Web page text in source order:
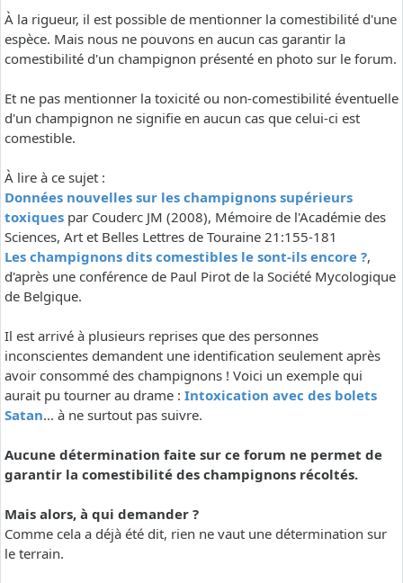
À la rigueur, il est possible de mentionner la comestibilité d'une
espèce. Mais nous ne pouvons en aucun cas garantir la
comestibilité d'un champignon présenté en photo sur le forum.
Et ne pas mentionner la toxicité ou non-comestibilité éventuelle
d'un champignon ne signifie en aucun cas que celui-ci est
comestible.
À lire à ce sujet :
Données nouvelles sur les champignons supérieurs
toxiques par Couderc JM (2008), Mémoire de l'Académie des
Sciences, Art et Belles Lettres de Touraine 21:155-181
Les champignons dits comestibles le sont-ils encore ?,
d'après une conférence de Paul Pirot de la Société Mycologique
de Belgique.
Il est arrivé à plusieurs reprises que des personnes
inconscientes demandent une identification seulement après
avoir consommé des champignons ! Voici un exemple qui
aurait pu tourner au drame : Intoxication avec des bolets
Satan... à ne surtout pas suivre.
Aucune détermination faite sur ce forum ne permet de
garantir la comestibilité des champignons récoltés.
Mais alors, à qui demander ?
Comme cela a déjà été dit, rien ne vaut une détermination sur
le terrain.